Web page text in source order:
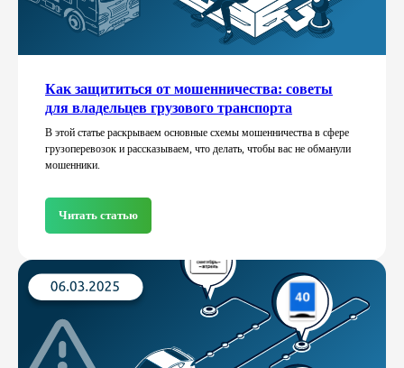
Как защититься от мошенничества: советы
для владельцев грузового транспорта
В этой статье раскрываем основные схемы мошенничества в сфере
грузоперевозок и рассказываем, что делать, чтобы вас не обманули
мошенники.
Читать статью